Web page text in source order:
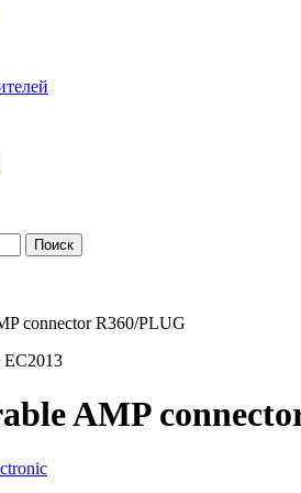
Поиск
connector R360/PLUG
AMP